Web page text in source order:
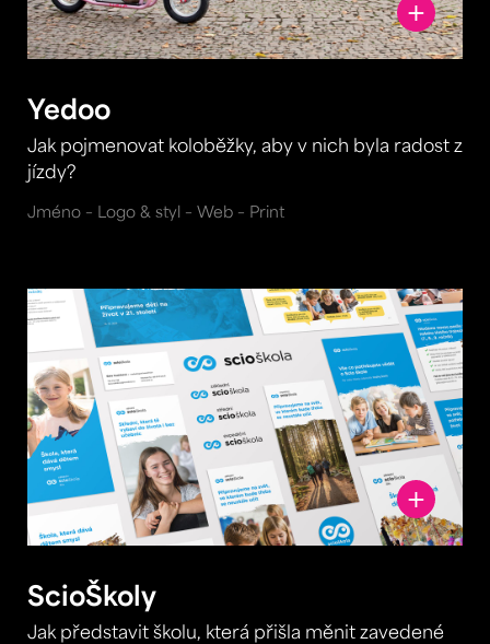
Yedoo
Jak pojmenovat koloběžky, aby v nich byla radost z
jízdy?
Jméno – Logo & styl – Web – Print
ScioŠkoly
Jak představit školu, která přišla měnit zavedené